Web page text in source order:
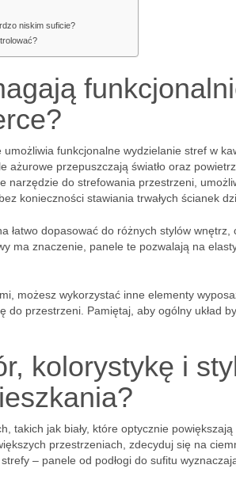
niskim suficie?
funkcjonalne wydzielanie stref w
przepuszczają światło oraz
do strefowania przestrzeni,
konieczności stawiania trwałych ścianek
łatwo dopasować do różnych stylów wnętrz,
ma znaczenie, panele te pozwalają na
możesz wykorzystać inne elementy
przestrzeni. Pamiętaj, aby ogólny układ
kolorystykę i
takich jak biały, które optycznie powiększają
przestrzeniach, zdecyduj się na
– panele od podłogi do sufitu